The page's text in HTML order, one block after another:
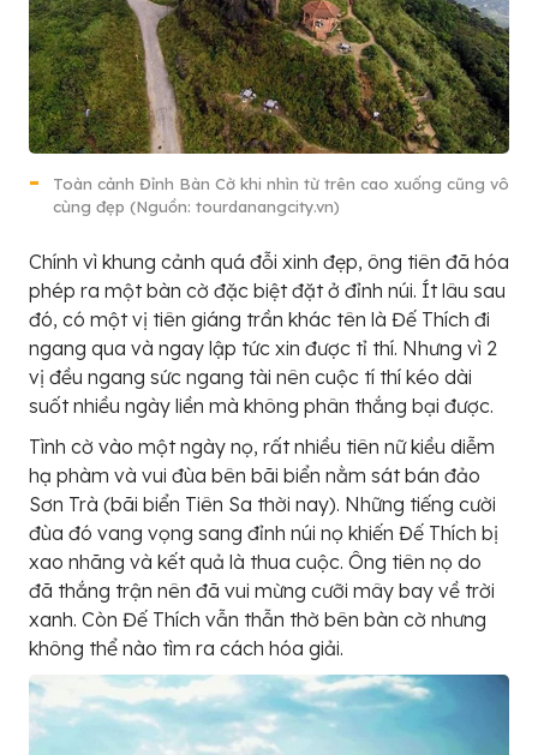
Toàn cảnh Đỉnh Bàn Cờ khi nhìn từ trên cao xuống cũng vô
cùng đẹp (Nguồn: tourdanangcity.vn)
Chính vì khung cảnh quá đỗi xinh đẹp, ông tiên đã hóa
phép ra một bàn cờ đặc biệt đặt ở đỉnh núi. Ít lâu sau
đó, có một vị tiên giáng trần khác tên là Đế Thích đi
ngang qua và ngay lập tức xin được tỉ thí. Nhưng vì 2
vị đều ngang sức ngang tài nên cuộc tí thí kéo dài
suốt nhiều ngày liền mà không phân thắng bại được.
Tình cờ vào một ngày nọ, rất nhiều tiên nữ kiều diễm
hạ phàm và vui đùa bên bãi biển nằm sát bán đảo
Sơn Trà (bãi biển Tiên Sa thời nay). Những tiếng cười
đùa đó vang vọng sang đỉnh núi nọ khiến Đế Thích bị
xao nhãng và kết quả là thua cuộc. Ông tiên nọ do
đã thắng trận nên đã vui mừng cưỡi mây bay về trời
xanh. Còn Đế Thích vẫn thẫn thờ bên bàn cờ nhưng
không thể nào tìm ra cách hóa giải.